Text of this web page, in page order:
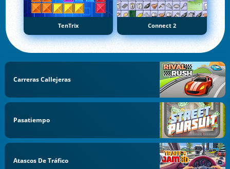
TenTrix Connect 2
Carreras Callejeras
Pasatiempo
Atascos De Tráfico